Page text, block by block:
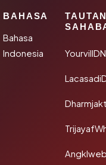
BAHASA
Bahasa
Indonesia